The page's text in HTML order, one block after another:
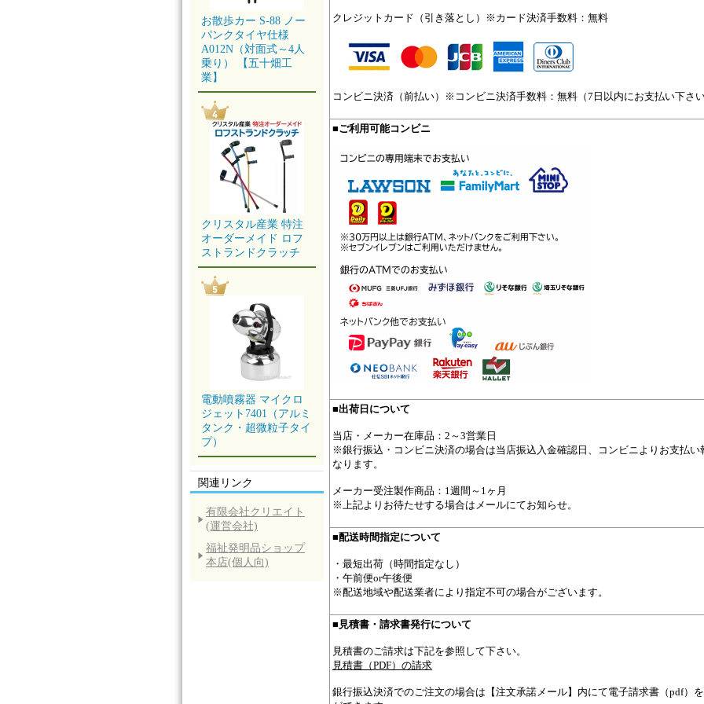
お散歩カー S-88 ノー
パンクタイヤ仕様
A012N（対面式～4人
乗り） 【五十畑工
業】
クリスタル産業 特注
オーダーメイド ロフ
ストランドクラッチ
電動噴霧器 マイクロ
ジェット7401（アルミ
タンク・超微粒子タイ
プ）
関連リンク
有限会社クリエイト
(運営会社)
福祉発明品ショップ
本店(個人向)
クレジットカード（引き落とし）※カード決済手数料：無料
コンビニ決済（前払い）※コンビニ決済手数料：無料（7日以内にお支払い下さ
■ご利用可能コンビニ
■出荷日について
当店・メーカー在庫品：2～3営業日
※銀行振込・コンビニ決済の場合は当店振込入金確認日、コンビニよりお支払い
なります。
メーカー受注製作商品：1週間～1ヶ月
※上記よりお待たせする場合はメールにてお知らせ。
■配送時間指定について
・最短出荷（時間指定なし）
・午前便or午後便
※配送地域や配送業者により指定不可の場合がございます。
■ 見積書・請求書発行について
見積書のご請求は下記を参照して下さい。
見積書（PDF）の請求
銀行振込決済でのご注文の場合は【注文承諾メール】内にて電子請求書（pdf）